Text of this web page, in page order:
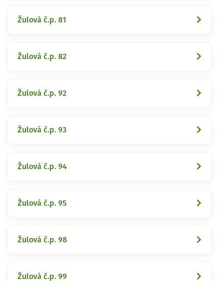
Žulová č.p. 81
Žulová č.p. 82
Žulová č.p. 92
Žulová č.p. 93
Žulová č.p. 94
Žulová č.p. 95
Žulová č.p. 98
Žulová č.p. 99